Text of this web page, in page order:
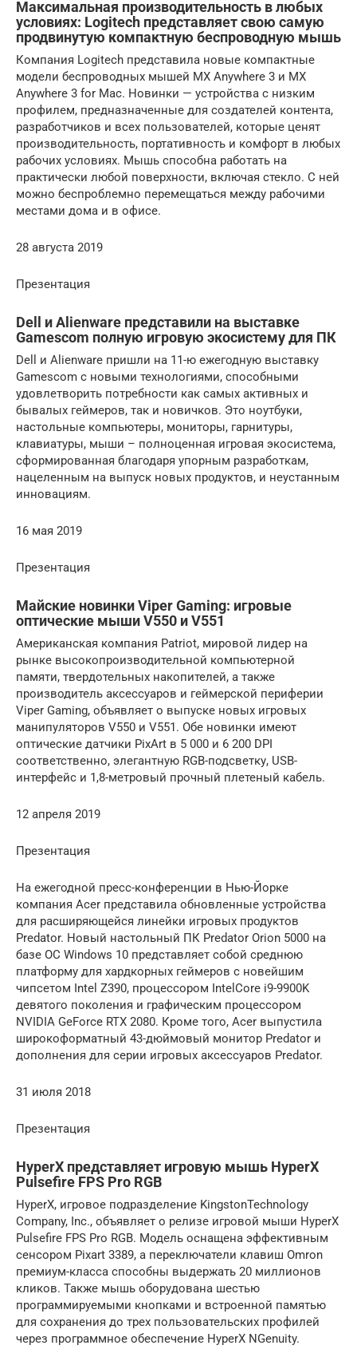
Максимальная производительность в любых
условиях: Logitech представляет свою самую
продвинутую компактную беспроводную мышь
Компания Logitech представила новые компактные
модели беспроводных мышей MX Anywhere 3 и MX
Anywhere 3 for Mac. Новинки — устройства с низким
профилем, предназначенные для создателей контента,
разработчиков и всех пользователей, которые ценят
производительность, портативность и комфорт в любых
рабочих условиях. Мышь способна работать на
практически любой поверхности, включая стекло. С ней
можно беспроблемно перемещаться между рабочими
местами дома и в офисе.
28 августа 2019
Презентация
Dell и Alienware представили на выставке
Gamescom полную игровую экосистему для ПК
Dell и Alienware пришли на 11-ю ежегодную выставку
Gamescom с новыми технологиями, способными
удовлетворить потребности как самых активных и
бывалых геймеров, так и новичков. Это ноутбуки,
настольные компьютеры, мониторы, гарнитуры,
клавиатуры, мыши – полноценная игровая экосистема,
сформированная благодаря упорным разработкам,
нацеленным на выпуск новых продуктов, и неустанным
инновациям.
16 мая 2019
Презентация
Майские новинки Viper Gaming: игровые
оптические мыши V550 и V551
Американская компания Patriot, мировой лидер на
рынке высокопроизводительной компьютерной
памяти, твердотельных накопителей, а также
производитель аксессуаров и геймерской периферии
Viper Gaming, объявляет о выпуске новых игровых
манипуляторов V550 и V551. Обе новинки имеют
оптические датчики PixArt в 5 000 и 6 200 DPI
соответственно, элегантную RGB-подсветку, USB-
интерфейс и 1,8-метровый прочный плетеный кабель.
12 апреля 2019
Презентация
На ежегодной пресс-конференции в Нью-Йорке
компания Acer представила обновленные устройства
для расширяющейся линейки игровых продуктов
Predator. Новый настольный ПК Predator Orion 5000 на
базе ОС Windows 10 представляет собой среднюю
платформу для хардкорных геймеров с новейшим
чипсетом Intel Z390, процессором IntelCore i9-9900K
девятого поколения и графическим процессором
NVIDIA GeForce RTX 2080. Кроме того, Acer выпустила
широкоформатный 43-дюймовый монитор Predator и
дополнения для серии игровых аксессуаров Predator.
31 июля 2018
Презентация
HyperX представляет игровую мышь HyperX
Pulsefire FPS Pro RGB
HyperX, игровое подразделение KingstonTechnology
Company, Inc., объявляет о релизе игровой мыши HyperX
Pulsefire FPS Pro RGB. Модель оснащена эффективным
сенсором Pixart 3389, а переключатели клавиш Omron
премиум-класса способны выдержать 20 миллионов
кликов. Также мышь оборудована шестью
программируемыми кнопками и встроенной памятью
для сохранения до трех пользовательских профилей
через программное обеспечение HyperX NGenuity.